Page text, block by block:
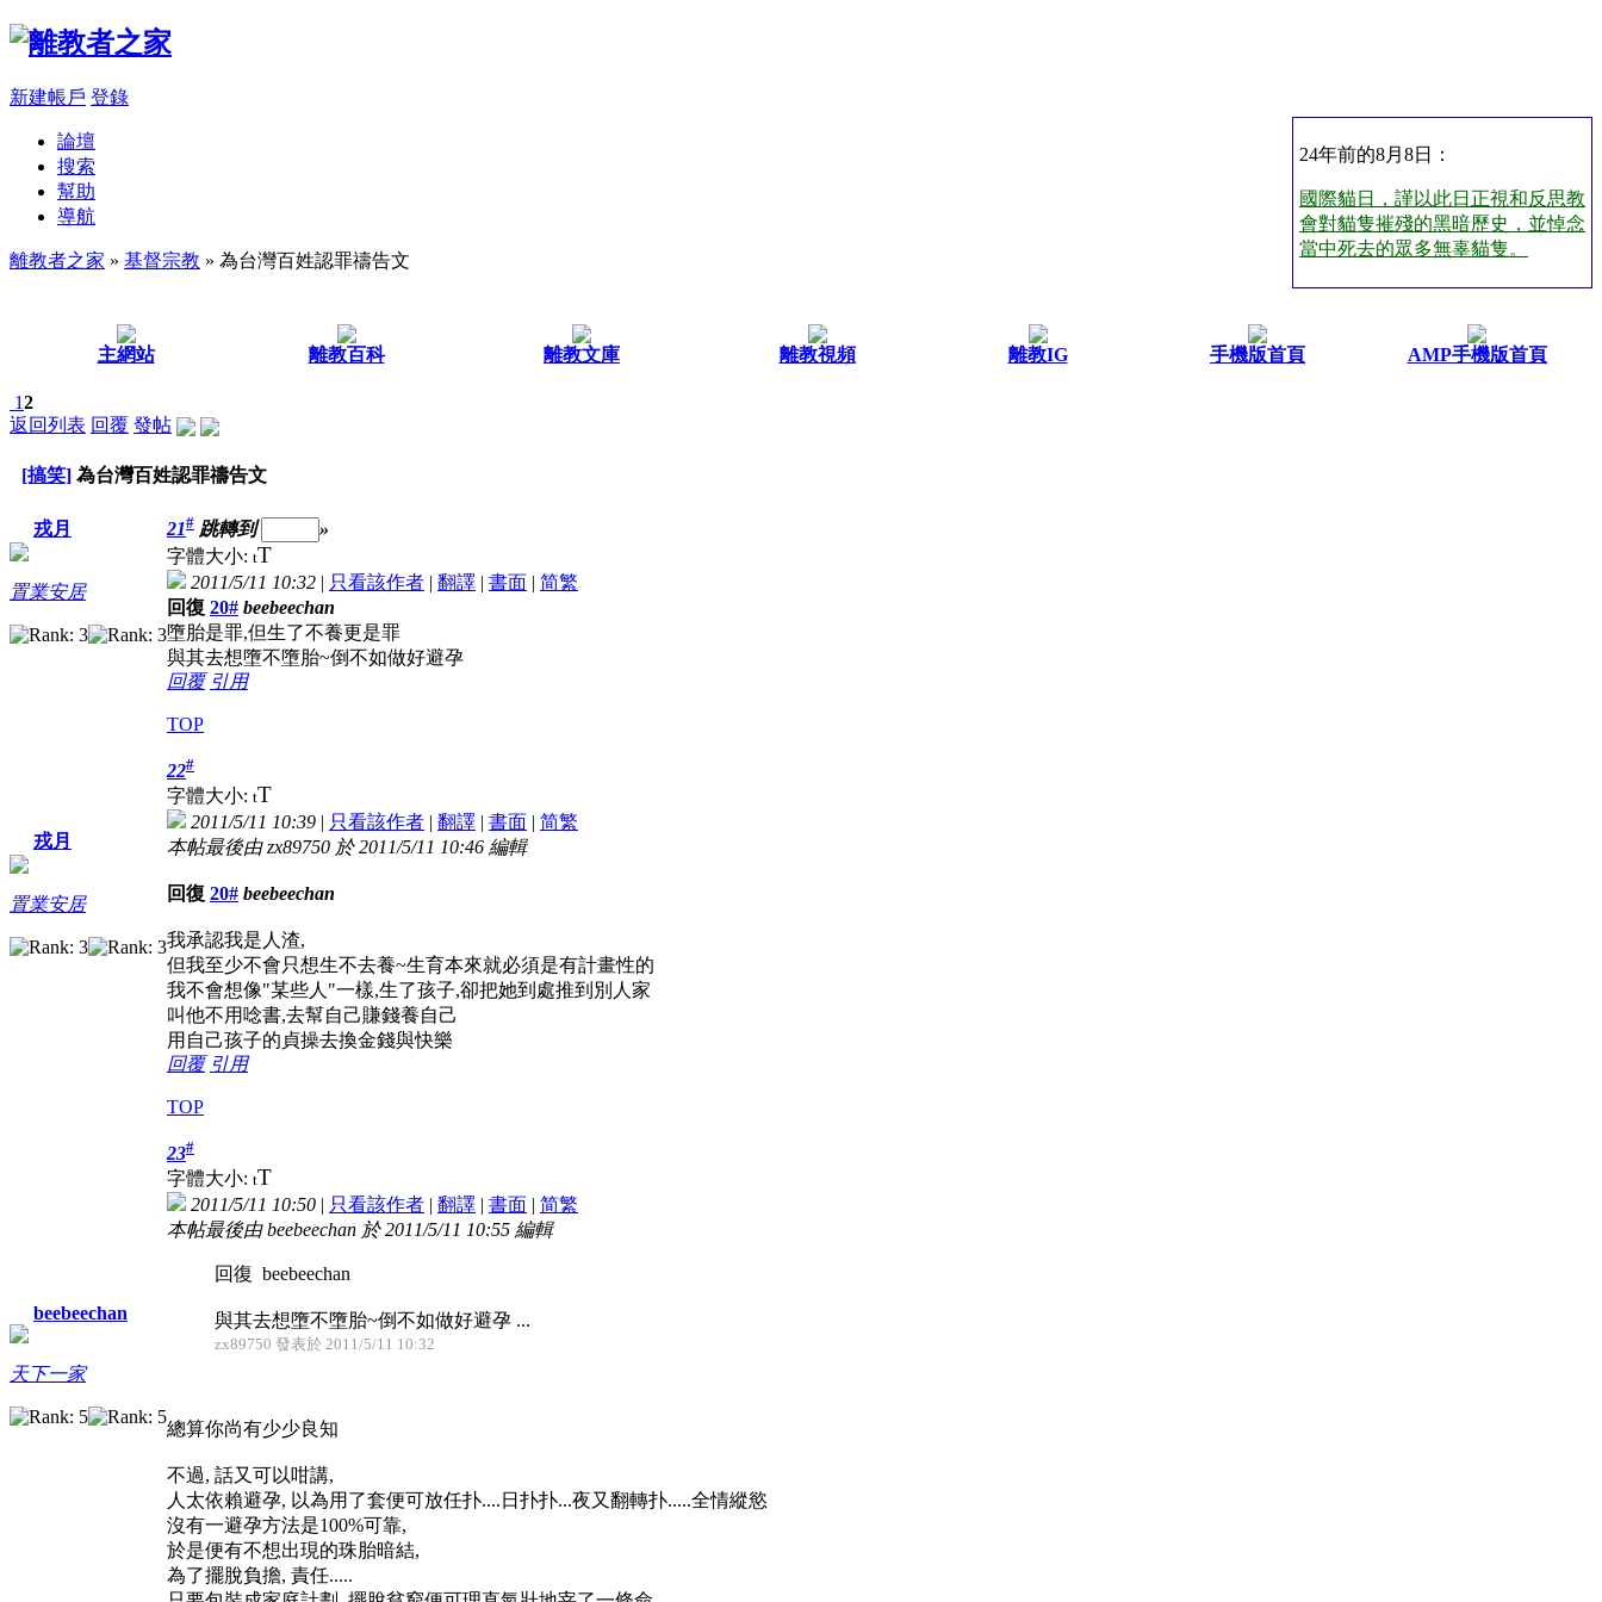
新建帳戶 登錄
24年前的8月8日：
國際貓日，謹以此日正視和反思教
會對貓隻摧殘的黑暗歷史，並悼念
當中死去的眾多無辜貓隻。
論壇
搜索
幫助
導航
離教者之家 » 基督宗教 » 為台灣百姓認罪禱告文
主網站 離教百科 離教文庫 離教視頻 離教IG 手機版首頁 AMP手機版首頁
12
返回列表 回覆 發帖
[搞笑] 為台灣百姓認罪禱告文
戎月
置業安居
21# 跳轉到
»
字體大小: tT
2011/5/11 10:32 | 只看該作者 | 翻譯 | 書面 | 简繁
回復 20# beebeechan
墮胎是罪,但生了不養更是罪
與其去想墮不墮胎~倒不如做好避孕
回覆 引用
TOP
戎月
置業安居
22#
字體大小: tT
2011/5/11 10:39 | 只看該作者 | 翻譯 | 書面 | 简繁
本帖最後由 zx89750 於 2011/5/11 10:46 編輯
回復 20# beebeechan
我承認我是人渣,
但我至少不會只想生不去養~生育本來就必須是有計畫性的
我不會想像"某些人"一樣,生了孩子,卻把她到處推到別人家
叫他不用唸書,去幫自己賺錢養自己
用自己孩子的貞操去換金錢與快樂
回覆 引用
TOP
beebeechan
天下一家
23#
字體大小: tT
2011/5/11 10:50 | 只看該作者 | 翻譯 | 書面 | 简繁
本帖最後由 beebeechan 於 2011/5/11 10:55 編輯
回復 beebeechan
與其去想墮不墮胎~倒不如做好避孕 ...
zx89750 發表於 2011/5/11 10:32
總算你尚有少少良知
不過, 話又可以咁講,
人太依賴避孕, 以為用了套便可放任扑....日扑扑...夜又翻轉扑.....全情縱慾
沒有一避孕方法是100%可靠,
於是便有不想出現的珠胎暗結,
為了擺脫負擔, 責任.....